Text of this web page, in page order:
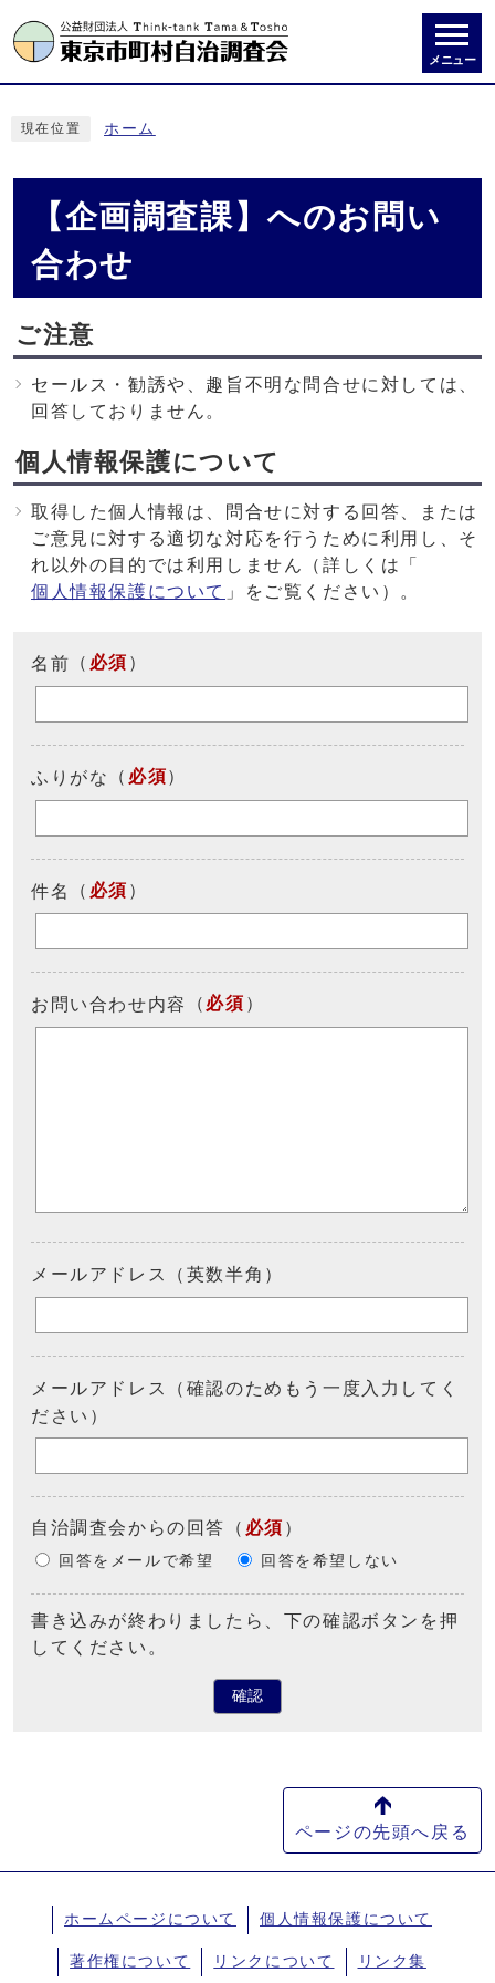
メニュー
現在位置 ホーム
【企画調査課】へのお問い
合わせ
ご注意
セールス・勧誘や、趣旨不明な問合せに対しては、
回答しておりません。
個人情報保護について
取得した個人情報は、問合せに対する回答、または
ご意見に対する適切な対応を行うために利用し、そ
れ以外の目的では利用しません（詳しくは「
個人情報保護について 」をご覧ください）。
名前 （ 必須 ）
ふりがな （ 必須）
件名 （ 必須 ）
お問い合わせ内容 （ 必須 ）
メールアドレス（英数半角）
メールアドレス（確認のためもう一度入力してく
ださい）
自治調査会からの回答 （ 必須 ）
回答をメールで希望 回答を希望しない
書き込みが終わりましたら、下の確認ボタンを押
してください。
確認
ページの先頭へ戻る
ホームページについて 個人情報保護について
著作権について リンクについて リンク集